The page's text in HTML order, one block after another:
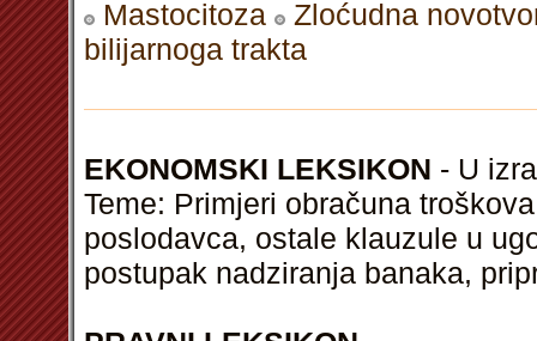
Mastocitoza
Zloćudna
bilijarnoga trakta
EKONOMSKI LEKSIKON - U
Teme: Primjeri obračuna
poslodavca, ostale klauzule u
postupak nadziranja banaka,